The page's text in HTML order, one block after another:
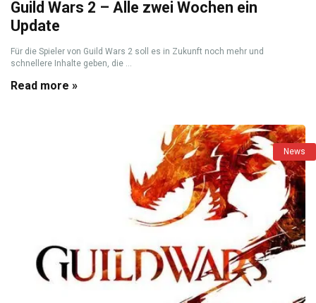
Guild Wars 2 – Alle zwei Wochen ein
Update
Für die Spieler von Guild Wars 2 soll es in Zukunft noch mehr und
schnellere Inhalte geben, die ...
Read more »
News